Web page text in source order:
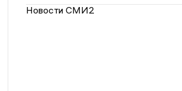
Новости СМИ2